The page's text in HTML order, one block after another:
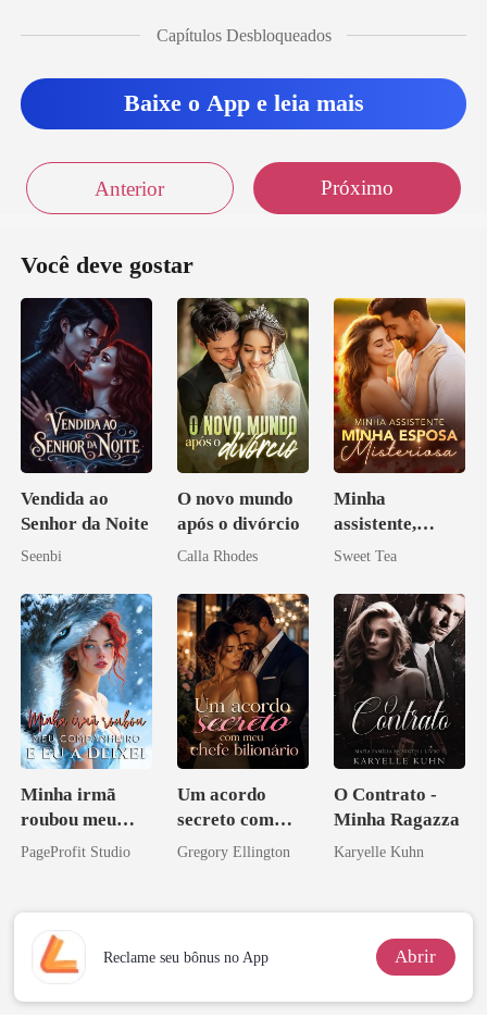
Capítulos Desbloqueados
Baixe o App e leia mais
Anterior Próximo
Você deve gostar
Vendida ao
Senhor da Noite
Seenbi
O novo mundo
após o divórcio
Calla Rhodes
Minha
assistente,
minha esposa
Sweet Tea
Minha irmã
roubou meu
companheiro e
PageProfit Studio
Um acordo
secreto com
meu chefe
Gregory Ellington
O Contrato -
Minha Ragazza
Karyelle Kuhn
Reclame seu bônus no App Abrir